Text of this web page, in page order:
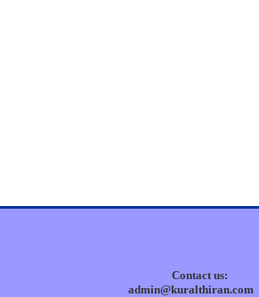
Contact us:
admin@kuralthiran.com